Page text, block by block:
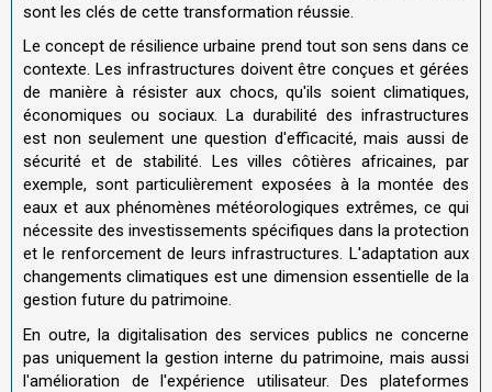
sont les clés de cette transformation réussie.
Le concept de résilience urbaine prend tout son sens dans ce
contexte. Les infrastructures doivent être conçues et gérées
de manière à résister aux chocs, qu'ils soient climatiques,
économiques ou sociaux. La durabilité des infrastructures
est non seulement une question d'efficacité, mais aussi de
sécurité et de stabilité. Les villes côtières africaines, par
exemple, sont particulièrement exposées à la montée des
eaux et aux phénomènes météorologiques extrêmes, ce qui
nécessite des investissements spécifiques dans la protection
et le renforcement de leurs infrastructures. L'adaptation aux
changements climatiques est une dimension essentielle de la
gestion future du patrimoine.
En outre, la digitalisation des services publics ne concerne
pas uniquement la gestion interne du patrimoine, mais aussi
l'amélioration de l'expérience utilisateur. Des plateformes